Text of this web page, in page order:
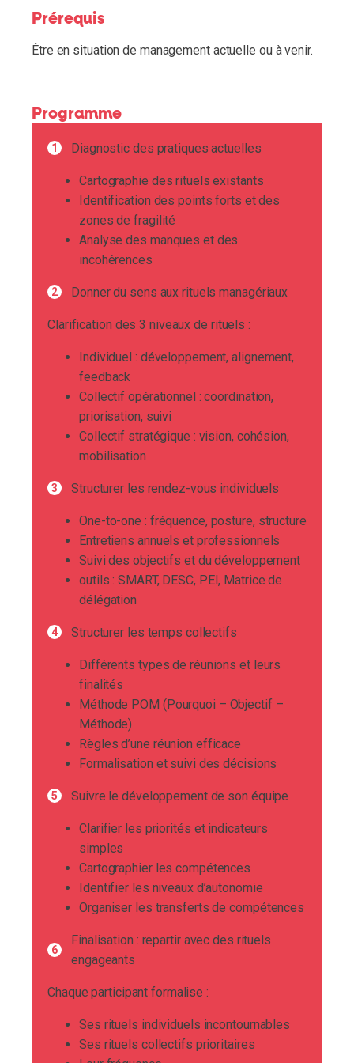
Prérequis
Être en situation de management actuelle ou à venir.
Programme
Diagnostic des pratiques actuelles
Cartographie des rituels existants
Identification des points forts et des
zones de fragilité
Analyse des manques et des
incohérences
Donner du sens aux rituels managériaux
Clarification des 3 niveaux de rituels :
Individuel : développement, alignement,
feedback
Collectif opérationnel : coordination,
priorisation, suivi
Collectif stratégique : vision, cohésion,
mobilisation
Structurer les rendez-vous individuels
One-to-one : fréquence, posture, structure
Entretiens annuels et professionnels
Suivi des objectifs et du développement
outils : SMART, DESC, PEI, Matrice de
délégation
Structurer les temps collectifs
Différents types de réunions et leurs
finalités
Méthode POM (Pourquoi – Objectif –
Méthode)
Règles d’une réunion efficace
Formalisation et suivi des décisions
Suivre le développement de son équipe
Clarifier les priorités et indicateurs
simples
Cartographier les compétences
Identifier les niveaux d’autonomie
Organiser les transferts de compétences
Finalisation : repartir avec des rituels
engageants
Chaque participant formalise :
Ses rituels individuels incontournables
Ses rituels collectifs prioritaires